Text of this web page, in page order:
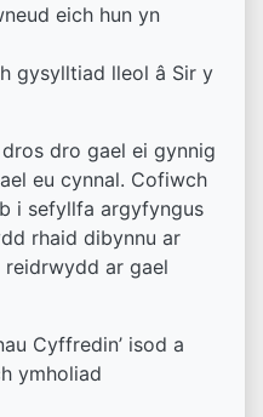
eich hun yn
gysylltiad lleol â Sir y
dro gael ei gynnig
eu cynnal. Cofiwch
i sefyllfa argyfyngus
rhaid dibynnu ar
ar gael
Cyffredin’ isod a
ymholiad